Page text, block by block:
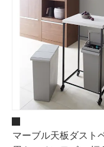
マーブル天板ダスト